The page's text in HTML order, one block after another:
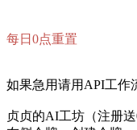
每日0点重置
如果急用请用API工作
贞贞的AI工坊（注册